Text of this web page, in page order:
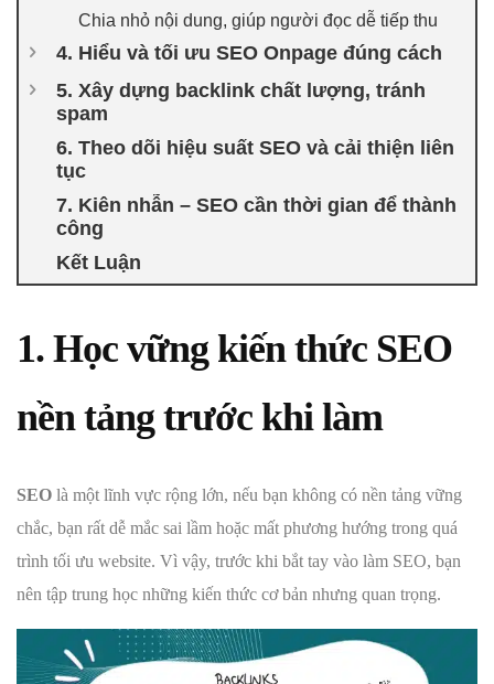
Chia nhỏ nội dung, giúp người đọc dễ tiếp thu
4. Hiểu và tối ưu SEO Onpage đúng cách
5. Xây dựng backlink chất lượng, tránh
spam
6. Theo dõi hiệu suất SEO và cải thiện liên
tục
7. Kiên nhẫn – SEO cần thời gian để thành
công
Kết Luận
1. Học vững kiến thức SEO
nền tảng trước khi làm
SEO là một lĩnh vực rộng lớn, nếu bạn không có nền tảng vững
chắc, bạn rất dễ mắc sai lầm hoặc mất phương hướng trong quá
trình tối ưu website. Vì vậy, trước khi bắt tay vào làm SEO, bạn
nên tập trung học những kiến thức cơ bản nhưng quan trọng.